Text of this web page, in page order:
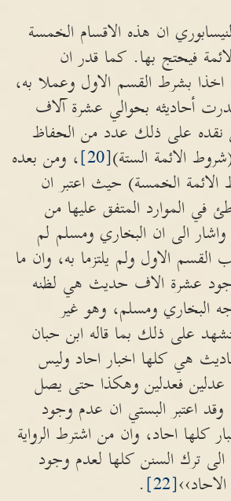
ان هذه الاقسام الخمسة
فيحتج بها. كما قدر ان
بشرط القسم الاول وعملا به،
أحاديثه بحوالي عشرة آلاف
على ذلك عدد من الحفاظ
الائمة الستة)[20]
، ومن بعده
الخمسة) حيث اعتبر ان
في الموارد المتفق عليها من
الى ان البخاري ومسلم لم
الاول ولم يلتزما به، وان ما
عشرة الاف حديث هي لظنه
البخاري ومسلم، وهو غير
على ذلك بما قاله ابن حبان
هي كلها اخبار احاد وليس
عدلين فعدلين وهكذا حتى يصل
اعتبر البستي ان عدم وجود
كلها احاد، وان من اشترط الرواية
ترك السنن كلها لعدم وجود
[22]
.